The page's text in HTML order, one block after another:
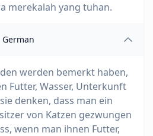
merekalah yang tuhan.
German
werden bemerkt haben,
Futter, Wasser, Unterkunft
denken, dass man ein
von Katzen gezwungen
wenn man ihnen Futter,